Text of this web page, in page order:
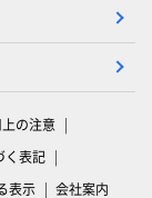
の注意
く表記
表示 会社案内